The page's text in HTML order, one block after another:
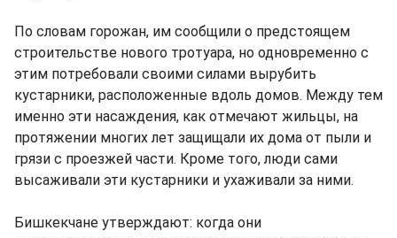
По словам горожан, им сообщили о предстоящем
строительстве нового тротуара, но одновременно с
этим потребовали своими силами вырубить
кустарники, расположенные вдоль домов. Между тем
именно эти насаждения, как отмечают жильцы, на
протяжении многих лет защищали их дома от пыли и
грязи с проезжей части. Кроме того, люди сами
высаживали эти кустарники и ухаживали за ними.
Бишкекчане утверждают: когда они